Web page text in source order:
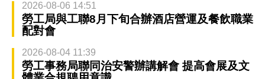
2026-08-06 14:51
勞工局與工聯8月下旬合辦酒店營運及餐飲職業
配對會
2026-08-04 11:39
勞工事務局聯同治安警辦講解會 提高會展及文